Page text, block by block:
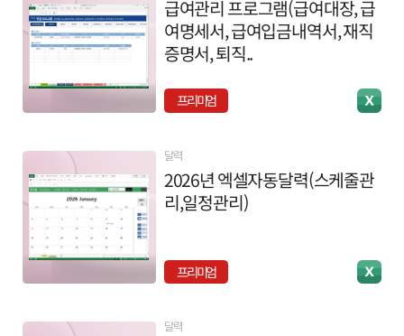
급여관리 프로그램(급여대장, 급
여명세서, 급여입금내역서, 재직
증명서, 퇴직..
프리미엄
달력
2026년 엑셀자동달력(스케줄관
리,일정관리)
프리미엄
달력